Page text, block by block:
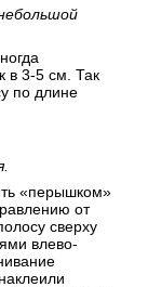
в 3-5 см. Так
по длине
«перышком»
от
сверху
влево-